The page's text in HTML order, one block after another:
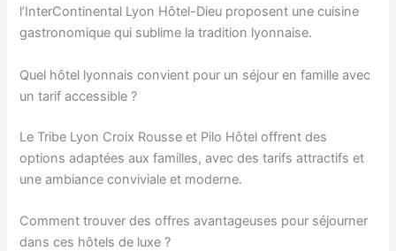
l’InterContinental Lyon Hôtel-Dieu proposent une cuisine
gastronomique qui sublime la tradition lyonnaise.
Quel hôtel lyonnais convient pour un séjour en famille avec
un tarif accessible ?
Le Tribe Lyon Croix Rousse et Pilo Hôtel offrent des
options adaptées aux familles, avec des tarifs attractifs et
une ambiance conviviale et moderne.
Comment trouver des offres avantageuses pour séjourner
dans ces hôtels de luxe ?